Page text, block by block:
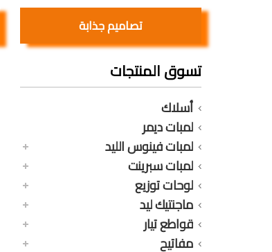
تصاميم جذابة
تسوق المنتجات
أسلاك
لمبات ديمر
لمبات فينوس الليد
لمبات سبرينت
لوحات توزيع
ماجنتيك ليد
قواطع تيار
مفاتيح